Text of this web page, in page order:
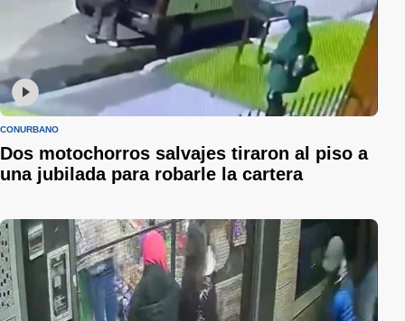
CONURBANO
Dos motochorros salvajes tiraron al piso a
una jubilada para robarle la cartera